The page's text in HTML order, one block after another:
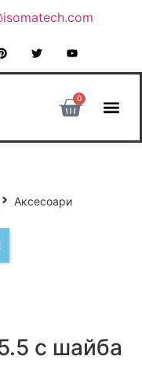
0
Аксесоари
с шайба